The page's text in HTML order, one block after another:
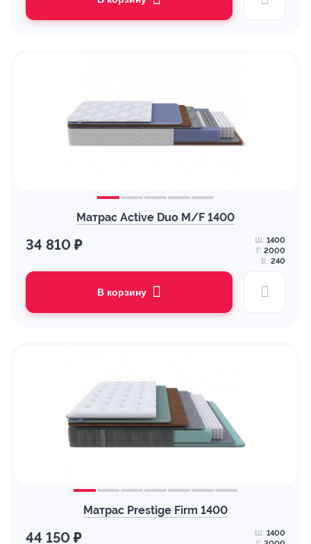
Матрас Active Duo M/F 1400
34 810 ₽ Ш: 1400
Г: 2000
В: 240
В корзину
Матрас Prestige Firm 1400
44 150 ₽ Ш: 1400